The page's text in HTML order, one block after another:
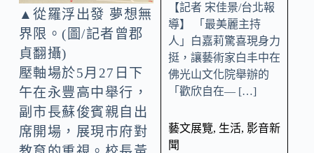
▲從羅浮出發 夢想無
界限。(圖/記者曾郡
貞翻攝)
壓軸場於5月27日下
午在永豐高中舉行，
副市長蘇俊賓親自出
席開場，展現市府對
【記者 宋佳景/台北報
導】 「最美麗主持
人」白嘉莉驚喜現身力
挺，讓藝術家白丰中在
佛光山文化院舉辦的
「歡欣自在— […]
藝文展覽, 生活, 影音新
聞